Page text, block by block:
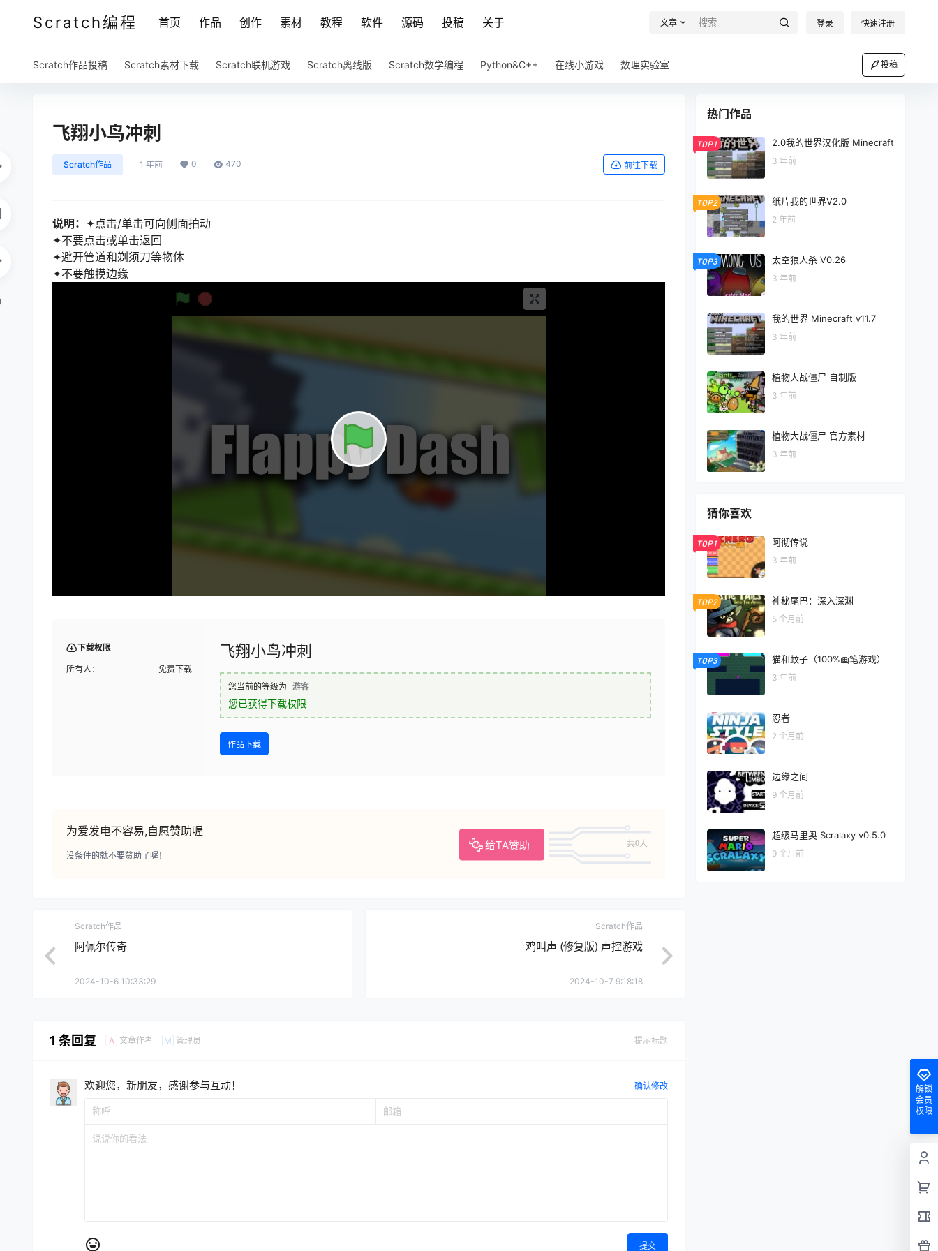
Scratch编程 首页 作品 创作 素材 教程 软件 源码 投稿 关于 文章 登录 快速注册
Scratch作品投稿 Scratch素材下载 Scratch联机游戏 Scratch离线版 Scratch数学编程 Python&C++ 在线小游戏 数理实验室 投稿
飞翔小鸟冲刺
Scratch作品 1 年前 0 470 前往下载
说明： ✦点击/单击可向侧面拍动
✦不要点击或单击返回
✦避开管道和剃须刀等物体
✦不要触摸边缘
下载权限
所有人： 免费下载
飞翔小鸟冲刺
您当前的等级为 游客
您已获得下载权限
作品下载
为爱发电不容易,自愿赞助喔
给TA赞助 共0人
没条件的就不要赞助了喔！
Scratch作品
阿佩尔传奇
2024-10-6 10:33:29
Scratch作品
鸡叫声 (修复版) 声控游戏
2024-10-7 9:18:18
1 条回复 A 文章作者 M 管理员 提示标题
欢迎您，新朋友，感谢参与互动！ 确认修改
提交
热门作品
TOP1 2.0我的世界汉化版 Minecraft
3 年前
TOP2 纸片我的世界V2.0
2 年前
TOP3 太空狼人杀 V0.26
3 年前
我的世界 Minecraft v11.7
3 年前
植物大战僵尸 自制版
3 年前
植物大战僵尸 官方素材
3 年前
猜你喜欢
TOP1 阿彻传说
3 年前
TOP2 神秘尾巴：深入深渊
5 个月前
TOP3 猫和蚊子（100%画笔游戏）
3 年前
忍者
2 个月前
边缘之间
9 个月前
超级马里奥 Scralaxy v0.5.0
9 个月前
解锁
会员
权限